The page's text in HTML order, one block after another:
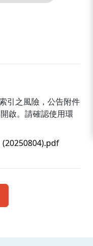
引之風險，公告附件
啟。請確認使用環
(20250804).pdf